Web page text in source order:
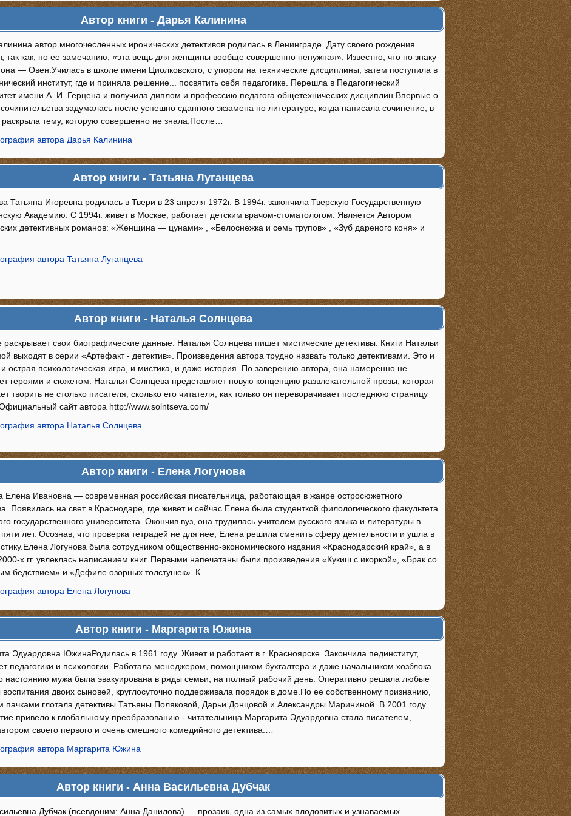
Автор книги - Дарья Калинина
автор многочесленных иронических детективов родилась в Ленинграде. Дату своего рождения
так как, по ее замечанию, «эта вещь для женщины вообще совершенно ненужная». Известно, что по знаку
она — Овен.Училась в школе имени Циолковского, с упором на технические дисциплины, затем поступила в
институт, где и приняла решение... посвятить себя педагогике. Перешла в Педагогический
имени А. И. Герцена и получила диплом и профессию педагога общетехнических дисциплин.Впервые о
задумалась после успешно сданного экзамена по литературе, когда написала сочинение, в
раскрыла тему, которую совершенно не знала.После…
автора Дарья Калинина
Автор книги - Татьяна Луганцева
Татьяна Игоревна родилась в Твери в 23 апреля 1972г. В 1994г. закончила Тверскую Государственную
Академию. С 1994г. живет в Москве, работает детским врачом-стоматологом. Является Автором
детективных романов: «Женщина — цунами» , «Белоснежка и семь трупов» , «Зуб дареного коня» и
автора Татьяна Луганцева
Автор книги - Наталья Солнцева
раскрывает свои биографические данные. Наталья Солнцева пишет мистические детективы. Книги Натальи
выходят в серии «Артефакт - детектив». Произведения автора трудно назвать только детективами. Это и
острая психологическая игра, и мистика, и даже история. По заверению автора, она намеренно не
героями и сюжетом. Наталья Солнцева представляет новую концепцию развлекательной прозы, которая
творить не столько писателя, сколько его читателя, как только он переворачивает последнюю страницу
сайт автора http://www.solntseva.com/
автора Наталья Солнцева
Автор книги - Елена Логунова
Елена Ивановна — современная российская писательница, работающая в жанре остросюжетного
Появилась на свет в Краснодаре, где живет и сейчас.Елена была студенткой филологического факультета
государственного университета. Окончив вуз, она трудилась учителем русского языка и литературы в
лет. Осознав, что проверка тетрадей не для нее, Елена решила сменить сферу деятельности и ушла в
Логунова была сотрудником общественно-экономического издания «Краснодарский край», а в
х гг. увлеклась написанием книг. Первыми напечатаны были произведения «Кукиш с икоркой», «Брак со
бедствием» и «Дефиле озорных толстушек». К…
автора Елена Логунова
Автор книги - Маргарита Южина
Эдуардовна ЮжинаРодилась в 1961 году. Живет и работает в г. Красноярске. Закончила пединститут,
педагогики и психологии. Работала менеджером, помощником бухгалтера и даже начальником хозблока.
настоянию мужа была эвакуирована в ряды семьи, на полный рабочий день. Оперативно решала любые
воспитания двоих сыновей, круглосуточно поддерживала порядок в доме.По ее собственному признанию,
пачками глотала детективы Татьяны Поляковой, Дарьи Донцовой и Александры Марининой. В 2001 году
привело к глобальному преобразованию - читательница Маргарита Эдуардовна стала писателем,
своего первого и очень смешного комедийного детектива.…
автора Маргарита Южина
Автор книги - Анна Васильевна Дубчак
Дубчак (псевдоним: Анна Данилова) — прозаик, одна из самых плодовитых и узнаваемых